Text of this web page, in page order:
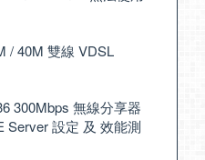
/ 40M 雙線 VDSL
300Mbps 無線分享器
Server 設定 及 效能測